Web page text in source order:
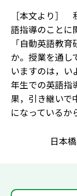
［本文より］
語指導のことに
「自動英語教
か。授業を通し
いますのは，い
年生での英語指
果，引き継いで
になっているか
日本